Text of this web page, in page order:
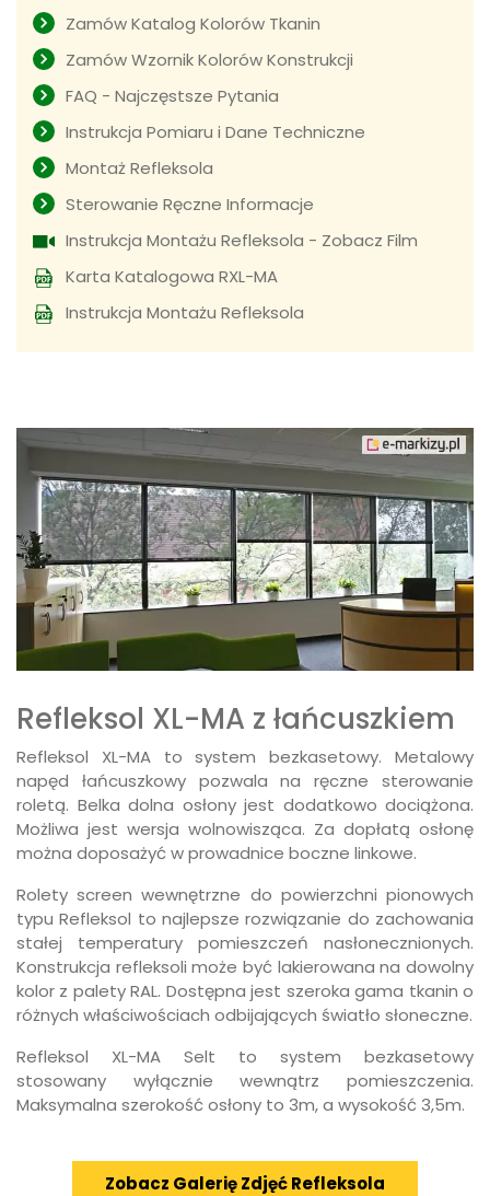
Zamów Katalog Kolorów Tkanin
Zamów Wzornik Kolorów Konstrukcji
FAQ - Najczęstsze Pytania
Instrukcja Pomiaru i Dane Techniczne
Montaż Refleksola
Sterowanie Ręczne Informacje
Instrukcja Montażu Refleksola - Zobacz Film
Karta Katalogowa RXL-MA
Instrukcja Montażu Refleksola
Refleksol XL-MA z łańcuszkiem
Refleksol XL-MA to system bezkasetowy. Metalowy
napęd łańcuszkowy pozwala na ręczne sterowanie
roletą. Belka dolna osłony jest dodatkowo dociążona.
Możliwa jest wersja wolnowisząca. Za dopłatą osłonę
można doposażyć w prowadnice boczne linkowe.
Rolety screen wewnętrzne do powierzchni pionowych
typu Refleksol to najlepsze rozwiązanie do zachowania
stałej temperatury pomieszczeń nasłonecznionych.
Konstrukcja refleksoli może być lakierowana na dowolny
kolor z palety RAL. Dostępna jest szeroka gama tkanin o
różnych właściwościach odbijających światło słoneczne.
Refleksol XL-MA Selt to system bezkasetowy
stosowany wyłącznie wewnątrz pomieszczenia.
Maksymalna szerokość osłony to 3m, a wysokość 3,5m.
Zobacz Galerię Zdjęć Refleksola